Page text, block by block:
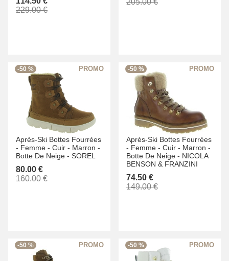
229.00 €
205.00 €
-50 %
Après-Ski Bottes Fourrées
- Femme - Cuir - Marron -
Botte De Neige - SOREL
80.00 €
160.00 €
-50 %
Après-Ski Bottes Fourrées
- Femme - Cuir - Marron -
Botte De Neige - NICOLA
BENSON & FRANZINI
74.50 €
149.00 €
-50 % -50 %